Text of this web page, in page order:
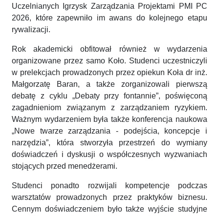
Uczelnianych Igrzysk Zarządzania Projektami PMI PC
2026, które zapewniło im awans do kolejnego etapu
rywalizacji.
Rok akademicki obfitował również w wydarzenia
organizowane przez samo Koło. Studenci uczestniczyli
w prelekcjach prowadzonych przez opiekun Koła dr inż.
Małgorzatę Baran, a także zorganizowali pierwszą
debatę z cyklu „Debaty przy fontannie”, poświęconą
zagadnieniom związanym z zarządzaniem ryzykiem.
Ważnym wydarzeniem była także konferencja naukowa
„Nowe twarze zarządzania - podejścia, koncepcje i
narzędzia”, która stworzyła przestrzeń do wymiany
doświadczeń i dyskusji o współczesnych wyzwaniach
stojących przed menedżerami.
Studenci ponadto rozwijali kompetencje podczas
warsztatów prowadzonych przez praktyków biznesu.
Cennym doświadczeniem było także wyjście studyjne